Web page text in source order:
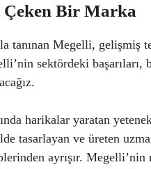
Bir Marka
tanınan Megelli,
sektördeki başarıları,
harikalar yaratan
tasarlayan ve üreten
ayrışır. Megelli’nin